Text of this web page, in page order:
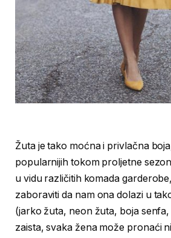
Žuta je tako moćna i privlačna
popularnijih tokom proljetne
u vidu različitih komada
zaboraviti da nam ona dolazi u
(jarko žuta, neon žuta, boja
zaista, svaka žena može pronaći